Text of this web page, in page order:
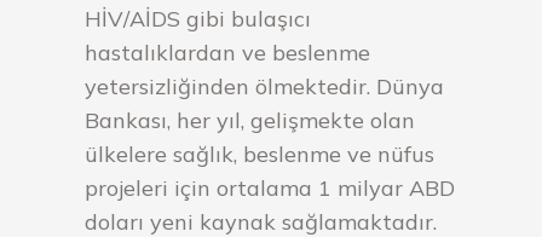
HİV/AİDS gibi bulaşıcı
hastalıklardan ve beslenme
yetersizliğinden ölmektedir. Dünya
Bankası, her yıl, gelişmekte olan
ülkelere sağlık, beslenme ve nüfus
projeleri için ortalama 1 milyar ABD
doları yeni kaynak sağlamaktadır.